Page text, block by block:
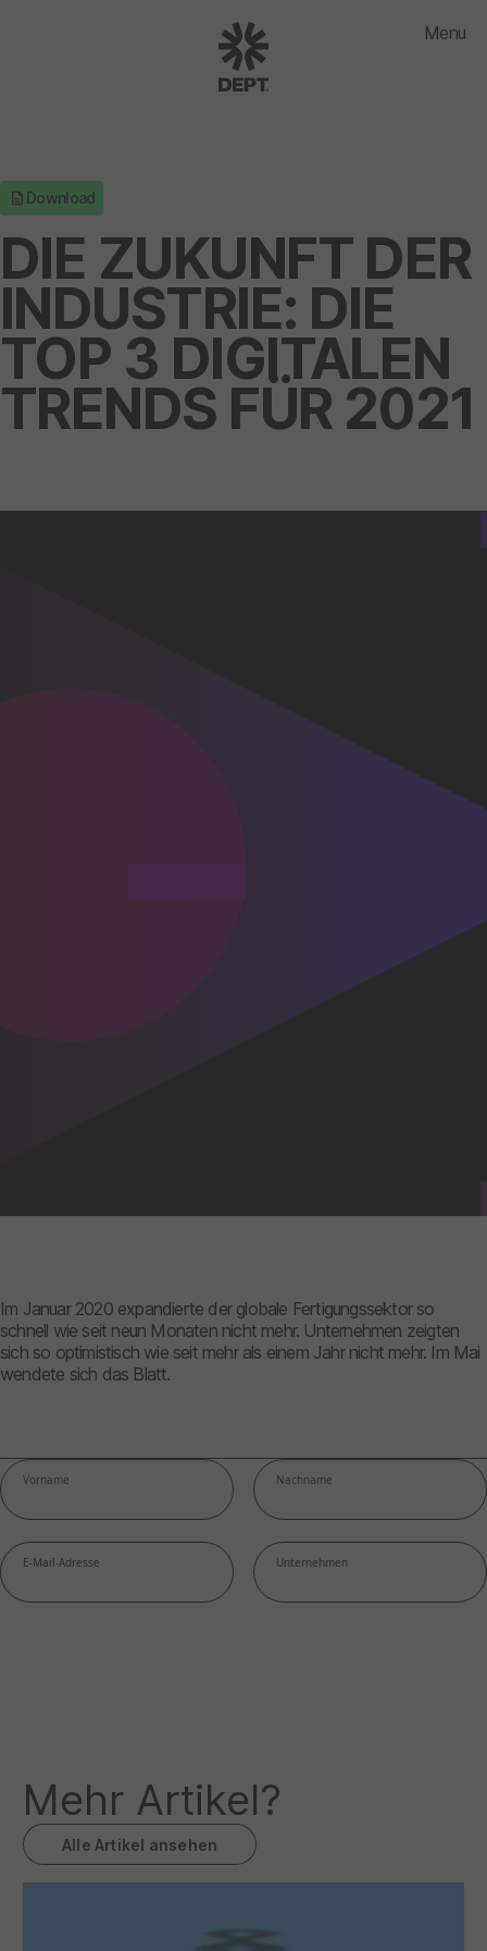
Menu
Download
DIE ZUKUNFT DER
INDUSTRIE: DIE
TOP 3 DIGITALEN
TRENDS FÜR 2021
Im Januar 2020 expandierte der globale Fertigungssektor so
schnell wie seit neun Monaten nicht mehr. Unternehmen zeigten
sich so optimistisch wie seit mehr als einem Jahr nicht mehr. Im Mai
wendete sich das Blatt.
Mehr Artikel?
Alle Artikel ansehen